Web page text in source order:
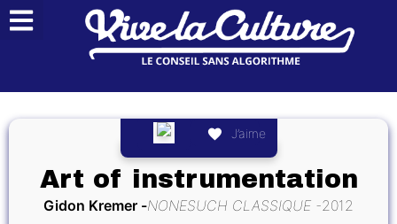
J’aime
Art of instrumentation
Gidon Kremer NONESUCH CLASSIQUE 2012